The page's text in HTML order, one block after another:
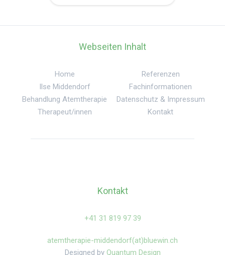
Webseiten Inhalt
Home
Ilse Middendorf
Behandlung Atemtherapie
Therapeut/innen
Referenzen
Fachinformationen
Datenschutz & Impressum
Kontakt
Kontakt
‍+41 31 819 97 39
atemtherapie-middendorf(at)bluewin.ch
Designed by Quantum Design